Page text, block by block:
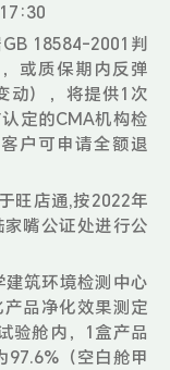
18584-2001判
或质保期内反弹
动），将提供1次
定的CMA机构检
户可申请全额退
旺店通,按2022年
嘴公证处进行公
筑环境检测中心
品净化效果测定
验舱内，1盒产品
97.6%（空白舱甲